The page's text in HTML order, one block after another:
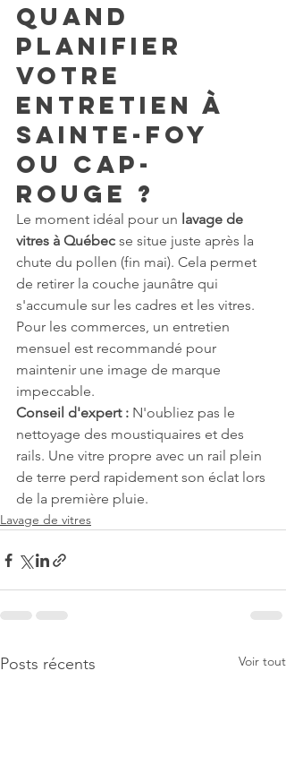
Quand
planifier
votre
entretien à
Sainte-Foy
ou Cap-
Rouge ?
Le moment idéal pour un lavage de
vitres à Québec se situe juste après la
chute du pollen (fin mai). Cela permet
de retirer la couche jaunâtre qui
s'accumule sur les cadres et les vitres.
Pour les commerces, un entretien
mensuel est recommandé pour
maintenir une image de marque
impeccable.
Conseil d'expert : N'oubliez pas le
nettoyage des moustiquaires et des
rails. Une vitre propre avec un rail plein
de terre perd rapidement son éclat lors
de la première pluie.
Lavage de vitres
Posts récents Voir tout